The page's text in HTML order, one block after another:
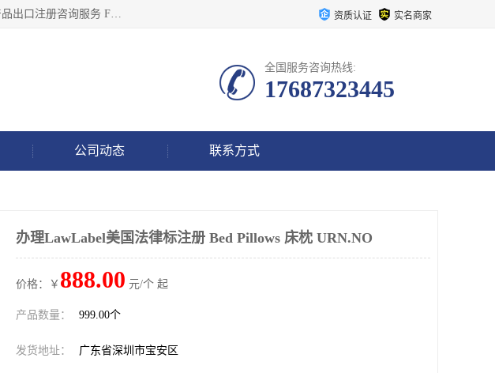
深圳市鼎顺检测认证有限公司专注于各类产品出口注册 产品注册 美国URN注册 跨境电商产品出口注册 产品出口注册咨询服务 FDA食品注册等我们是一家商务服务公司，为客户提供商标注册，本公司实力雄厚，能满足客户多种需求。 资质认证 实名商家
全国服务咨询热线:
17687323445
公司动态 联系方式
办理LawLabel美国法律标注册 Bed Pillows 床枕 URN.NO
价格：￥ 888.00 元/个 起
产品数量： 999.00个
发货地址： 广东省深圳市宝安区